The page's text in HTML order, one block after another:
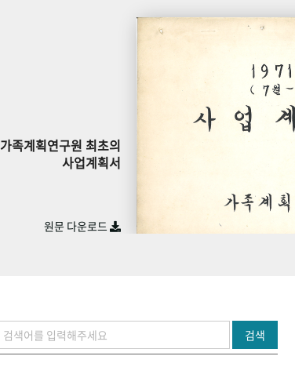
가족계획연구원 최초의
사업계획서
원문 다운로드
검색